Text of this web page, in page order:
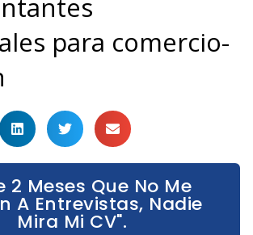
para comercio-
2 Meses Que No Me
A Entrevistas, Nadie
Mira Mi CV".